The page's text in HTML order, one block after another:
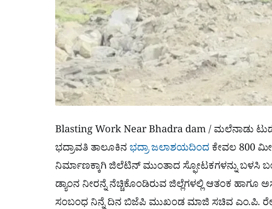
Blasting Work Near Bhadra dam / ಮಲೆನಾಡು
ಭದ್ರಾವತಿ ತಾಲೂಕಿನಭದ್ರಾ ಜಲಾಶಯದಿಂದ ಕೇವಲ 800
ನಿರ್ಮಾಣಕ್ಕಾಗಿ ಜಿಲೆಟಿನ್ ಮುಂತಾದ ಸ್ಫೋಟಕಗಳನ್ನು ಬಳಸಿ
ಡ್ಯಾಂನ ನೀರನ್ನೆ ನೆಚ್ಚಿಕೊಂಡಿರುವ ಜಿಲ್ಲೆಗಳಲ್ಲಿ ಆತಂಕ
ಸಂಬಂಧ ನಿನ್ನೆ ದಿನ ಬಿಜೆಪಿ ಮುಖಂಡ ಮಾಜಿ ಸಚಿವ ಎಂ.ಪಿ.